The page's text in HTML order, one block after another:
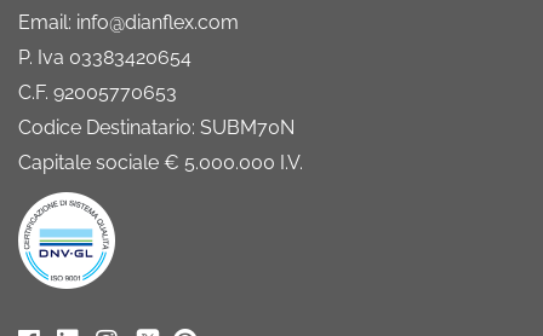
Email: info@dianflex.com
P. Iva 03383420654
C.F. 92005770653
Codice Destinatario: SUBM70N
Capitale sociale € 5.000.000 I.V.